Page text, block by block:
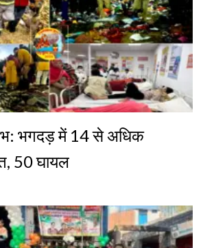
भगदड़ में 14 से अधिक
50 घायल